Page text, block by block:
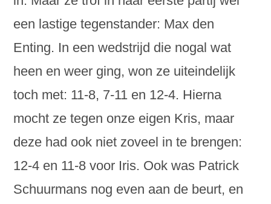
een lastige tegenstander: Max den
Enting. In een wedstrijd die nogal wat
heen en weer ging, won ze uiteindelijk
toch met: 11-8, 7-11 en 12-4. Hierna
mocht ze tegen onze eigen Kris, maar
deze had ook niet zoveel in te brengen:
12-4 en 11-8 voor Iris. Ook was Patrick
Schuurmans nog even aan de beurt, en